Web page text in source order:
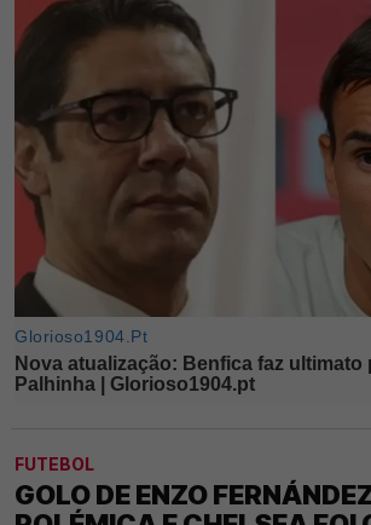
FUTEBOL
GOLO DE ENZO